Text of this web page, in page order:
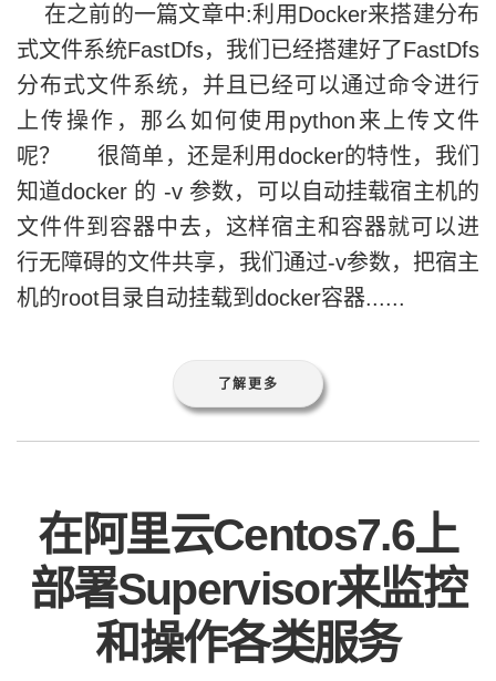
在之前的一篇文章中:利用Docker来搭建分布
式文件系统FastDfs，我们已经搭建好了FastDfs
分布式文件系统，并且已经可以通过命令进行
上传操作，那么如何使用python来上传文件
呢？ 很简单，还是利用docker的特性，我们
知道docker 的 -v 参数，可以自动挂载宿主机的
文件件到容器中去，这样宿主和容器就可以进
行无障碍的文件共享，我们通过-v参数，把宿主
机的root目录自动挂载到docker容器......
了解更多
在阿里云Centos7.6上
部署Supervisor来监控
和操作各类服务